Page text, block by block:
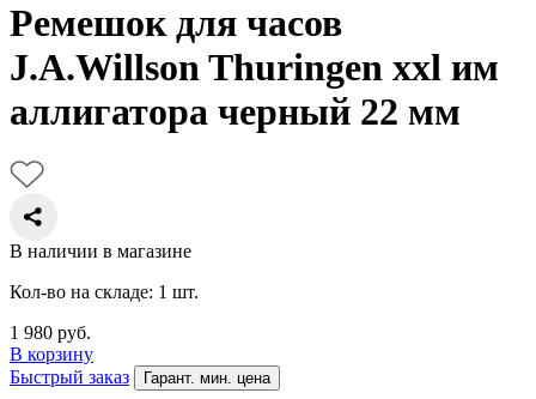
Ремешок для часов
J.A.Willson Thuringen xxl им
аллигатора черный 22 мм
В наличии в магазине
Кол-во на складе: 1 шт.
1 980 руб.
В корзину
Быстрый заказ
Гарант. мин. цена